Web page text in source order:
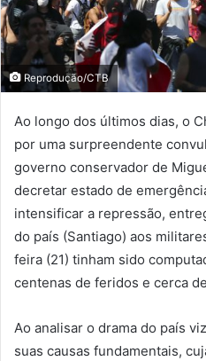
Reprodução/CTB
Ao longo dos últimos dias, o
por uma surpreendente
governo conservador de
decretar estado de
intensificar a repressão,
do país (Santiago) aos
feira (21) tinham sido
centenas de feridos e cerca
Ao analisar o drama do país
suas causas fundamentais,